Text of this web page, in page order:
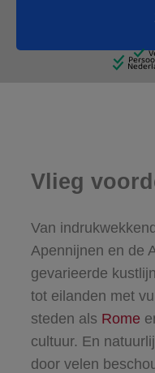
Vlieg
Van
Apennijnen en de
gevarieerde
tot eilanden met
steden als Rome
cultuur. En
door velen